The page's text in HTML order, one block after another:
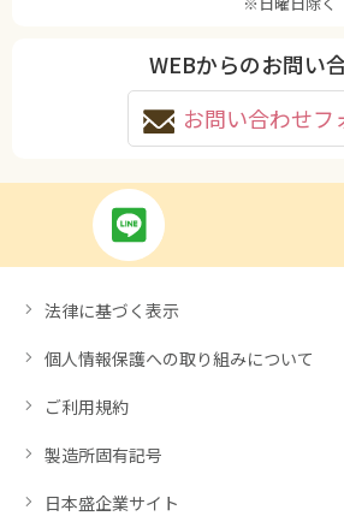
WEBからのお問い
お問い合わせフ
法律に基づく表示
個人情報保護への取り組みについて
ご利用規約
製造所固有記号
日本盛企業サイト